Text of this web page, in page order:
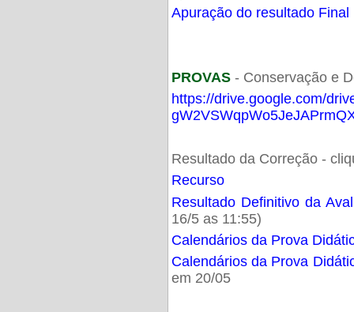
Apuração do resultado Final
PROVAS- Conservação e
https://drive.google.com/
Resultado da Correção -
Recurso
Resultado Definitivo da
16/5 as 11:55)
Calendários da Prova
Calendários da Prova
em 20/05